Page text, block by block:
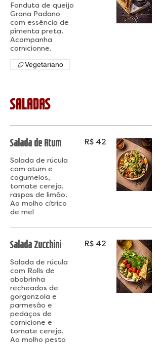
Fonduta de queijo
Grana Padano
com essência de
pimenta preta.
Acompanha
cornicionne.
Vegetariano
SALADAS
Salada de Atum
Salada de rúcula
com atum e
cogumelos,
tomate cereja,
raspas de limão.
Ao molho cítrico
de mel
R$ 42
Salada Zucchini
Salada de rúcula
com Rolls de
abobrinha
recheados de
gorgonzola e
parmesão e
pedaços de
cornicione e
tomate cereja.
Ao molho pesto
R$ 42